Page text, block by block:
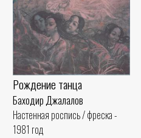
Рождение танца
Баходир Джалалов
Настенная роспись / фреска -
1981 год